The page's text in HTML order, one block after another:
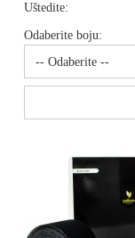
Uštedite:
Odaberite boju: